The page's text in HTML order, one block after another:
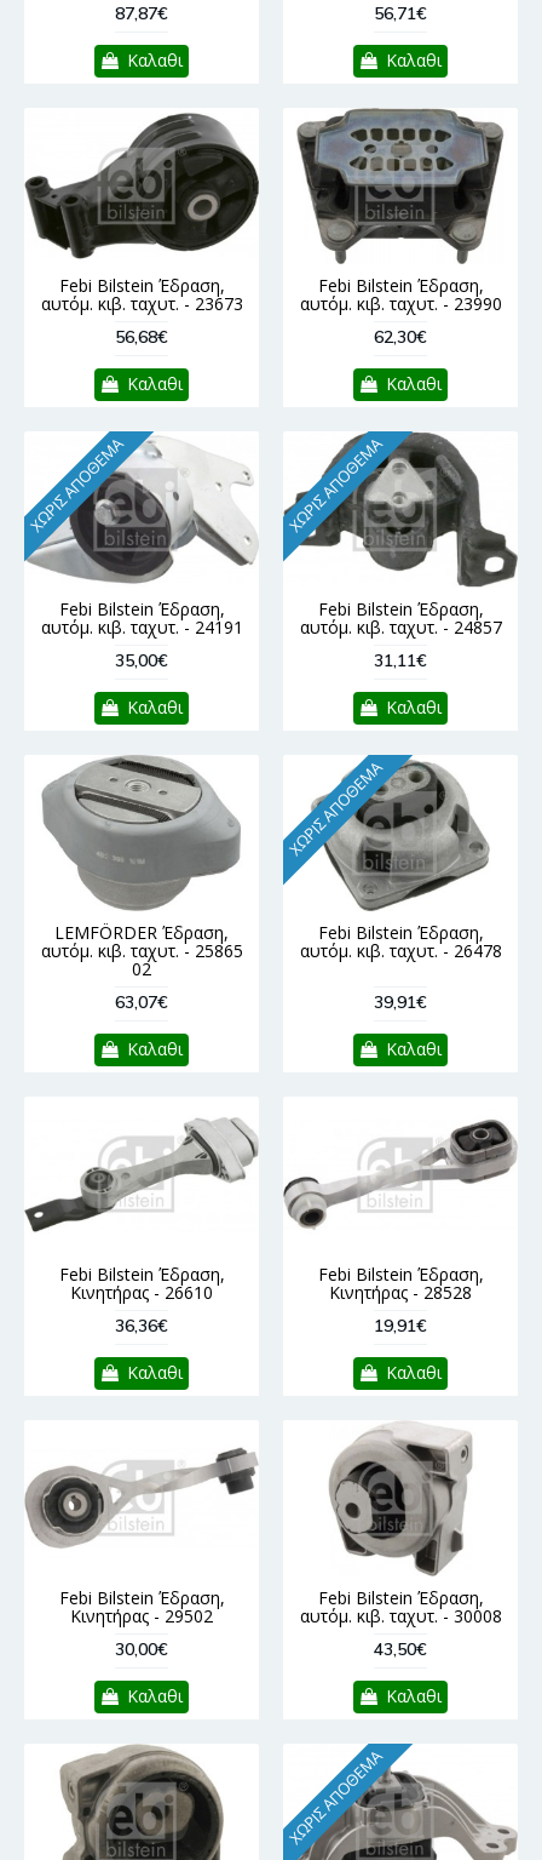
87,87€
Καλαθι
56,71€
Καλαθι
Febi Bilstein Έδραση,
αυτόμ. κιβ. ταχυτ. - 23673
56,68€
Καλαθι
Febi Bilstein Έδραση,
αυτόμ. κιβ. ταχυτ. - 23990
62,30€
Καλαθι
ΧΩΡΊΣ ΑΠΌΘΕΜΑ
Febi Bilstein Έδραση,
αυτόμ. κιβ. ταχυτ. - 24191
35,00€
Καλαθι
ΧΩΡΊΣ ΑΠΌΘΕΜΑ
Febi Bilstein Έδραση,
αυτόμ. κιβ. ταχυτ. - 24857
31,11€
Καλαθι
LEMFÖRDER Έδραση,
αυτόμ. κιβ. ταχυτ. - 25865
02
63,07€
Καλαθι
ΧΩΡΊΣ ΑΠΌΘΕΜΑ
Febi Bilstein Έδραση,
αυτόμ. κιβ. ταχυτ. - 26478
39,91€
Καλαθι
Febi Bilstein Έδραση,
Κινητήρας - 26610
36,36€
Καλαθι
Febi Bilstein Έδραση,
Κινητήρας - 28528
19,91€
Καλαθι
Febi Bilstein Έδραση,
Κινητήρας - 29502
30,00€
Καλαθι
Febi Bilstein Έδραση,
αυτόμ. κιβ. ταχυτ. - 30008
43,50€
Καλαθι
ΧΩΡΊΣ ΑΠΌΘΕΜΑ